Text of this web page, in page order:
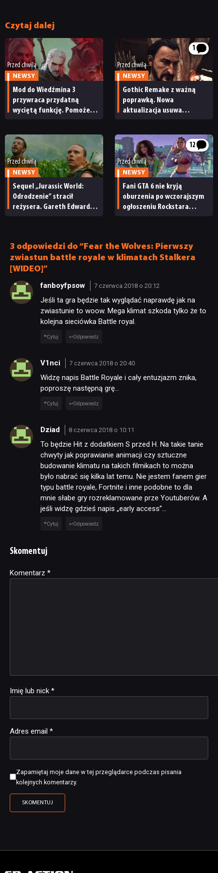
JUŻ GRALIŚMY
SKLEP
Czytaj dalej
Przed chwilą
NEWSY
Mod do Wiedźmina 3
przywraca przydatną
wyciętą funkcję. Pomoże
1
Przed chwilą
NEWSY
Gothic Remake z ważną
poprawką. Nowa
aktualizacja usuwa
patcha
Przed chwilą
NEWSY
Sequel „Jurassic World:
Odrodzenie” stracił
reżysera. Gareth Edwards
12
Przed chwilą
NEWSY
Fani GTA 6 nie kryją
oburzenia po wczorajszym
ogłoszeniu Rockstara
3 odpowiedzi do “Fear the Wolves: Pierwszy
zwiastun battle royale w klimatach Stalkera
[WIDEO]”
fanboyfpsow 7 czerwca 2018 o 20:12
Jeśli ta gra będzie tak wyglądać naprawdę jak na
zwiastunie to woow. Mega klimat szkoda tylko że to
kolejna sieciówka Battle royal.
Cytuj Odpowiedz
V1nci 7 czerwca 2018 o 20:40
Widzę napis Battle Royale i cały entuzjazm znika,
poproszę następną grę…
Cytuj Odpowiedz
Dziad 8 czerwca 2018 o 10:11
To będzie Hit z dodatkiem S przed H. Na takie tanie
chwyty jak poprawianie animacji czy sztuczne
budowanie klimatu na takich filmikach to można
było nabrać się kilka lat temu. Nie jestem fanem gier
typu battle royale, Fortnite i inne podobne to dla
mnie słabe gry rozreklamowane prze Youtuberów. A
jeśli widzę gdzieś napis „early access”…
Cytuj Odpowiedz
Skomentuj
Komentarz *
Imię lub nick *
Adres email *
Zapamiętaj moje dane w tej przeglądarce podczas pisania
kolejnych komentarzy.
Alternative: